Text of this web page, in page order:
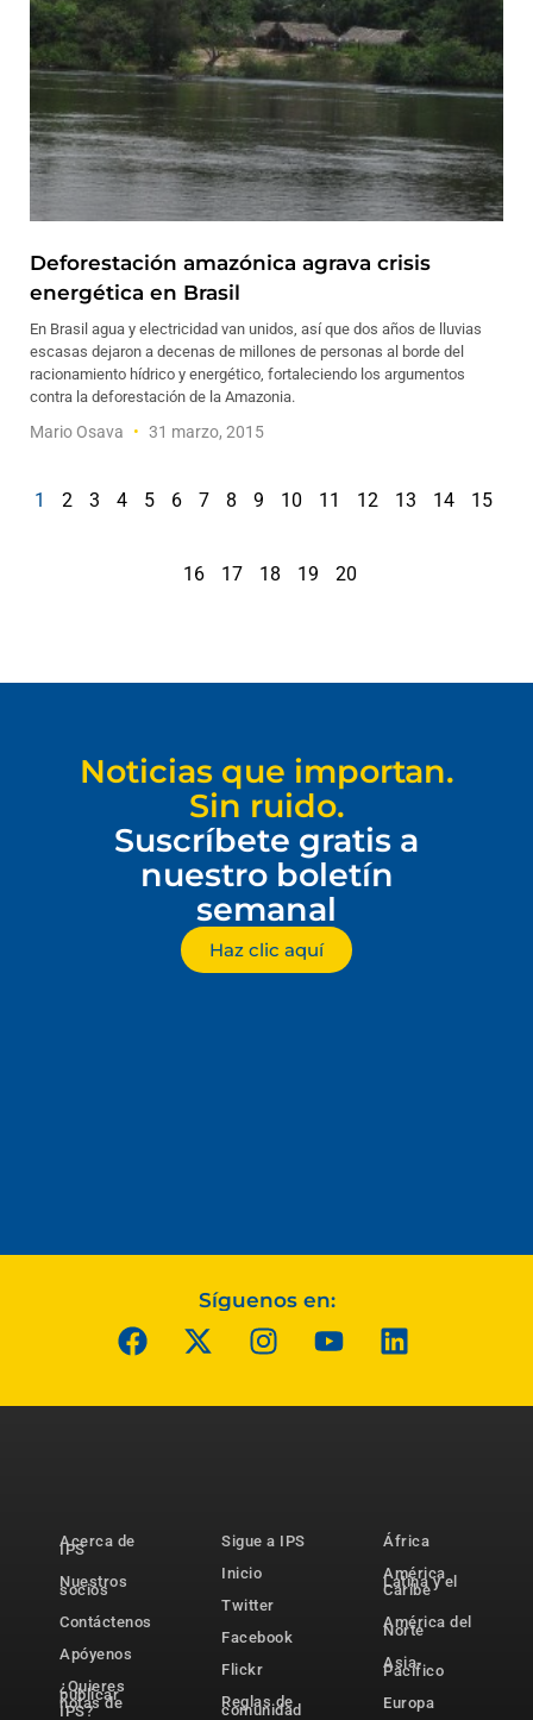
Deforestación amazónica agrava crisis
energética en Brasil
En Brasil agua y electricidad van unidos, así que dos años de lluvias
escasas dejaron a decenas de millones de personas al borde del
racionamiento hídrico y energético, fortaleciendo los argumentos
contra la deforestación de la Amazonia.
Mario Osava 31 marzo, 2015
1 2 3 4 5 6 7 8 9 10 11 12 13 14 15
16 17 18 19 20
Noticias que importan.
Sin ruido.
Suscríbete gratis a
nuestro boletín
semanal
Haz clic aquí
Síguenos en:
Acerca de
IPS
Nuestros
socios
Contáctenos
Apóyenos
¿Quieres
publicar
notas de
IPS?
Sigue a IPS
Inicio
Twitter
Facebook
Flickr
Reglas de
comunidad
África
América
Latina y el
Caribe
América del
Norte
Asia-
Pacífico
Europa